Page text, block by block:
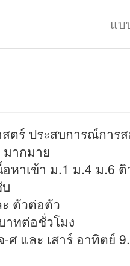
แ
ร์ ประสบการณ์การ
มากมาย
หาเข้า ม.1 ม.4 ม.6
ตัวต่อตัว
ทต่อชั่วโมง
ศ และ เสาร์ อาทิตย์